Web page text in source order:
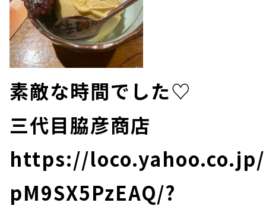
素敵な時間でした♡
三代目脇彦商店
https://
pM9SX5PzEAQ/?